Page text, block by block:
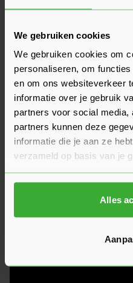
We gebruiken cookies
We gebruiken cookies om
personaliseren, om
en om ons websiteverkeer
informatie over je gebruik
partners voor social
partners kunnen deze
informatie die je aan ze
verzameld op basis van je
Alles
Media
Betonsteen is een
water. Vaak is er nog een
toegevoegd. Betonsteen is in
verkrijgbaar. Omdat beton
bewerkt kan worden, kun je
mee creëren. Zo zijn er
gewassen betontegels
betaalbaar, gaan lang mee
leggen. Naast betonnen
kun je ook stapelblokken,
beton in je tuin plaatsen.